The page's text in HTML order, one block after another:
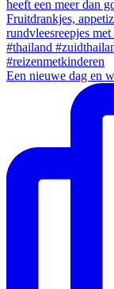
Een nieuwe dag en